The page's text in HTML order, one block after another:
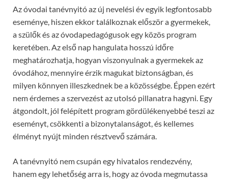
Az óvodai tanévnyitó az új nevelési év egyik legfontosabb
eseménye, hiszen ekkor találkoznak először a gyermekek,
a szülők és az óvodapedagógusok egy közös program
keretében. Az első nap hangulata hosszú időre
meghatározhatja, hogyan viszonyulnak a gyermekek az
óvodához, mennyire érzik magukat biztonságban, és
milyen könnyen illeszkednek be a közösségbe. Éppen ezért
nem érdemes a szervezést az utolsó pillanatra hagyni. Egy
átgondolt, jól felépített program gördülékenyebbé teszi az
eseményt, csökkenti a bizonytalanságot, és kellemes
élményt nyújt minden résztvevő számára.
A tanévnyitó nem csupán egy hivatalos rendezvény,
hanem egy lehetőség arra is, hogy az óvoda megmutassa